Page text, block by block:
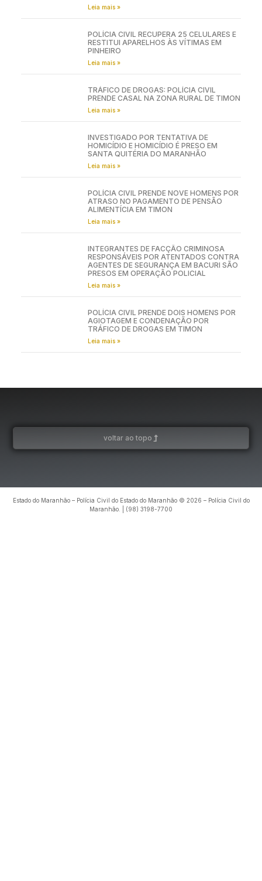
Leia mais »
POLÍCIA CIVIL RECUPERA 25 CELULARES E
RESTITUI APARELHOS ÀS VÍTIMAS EM
PINHEIRO
Leia mais »
TRÁFICO DE DROGAS: POLÍCIA CIVIL
PRENDE CASAL NA ZONA RURAL DE TIMON
Leia mais »
INVESTIGADO POR TENTATIVA DE
HOMICÍDIO E HOMICÍDIO É PRESO EM
SANTA QUITÉRIA DO MARANHÃO
Leia mais »
POLÍCIA CIVIL PRENDE NOVE HOMENS POR
ATRASO NO PAGAMENTO DE PENSÃO
ALIMENTÍCIA EM TIMON
Leia mais »
INTEGRANTES DE FACÇÃO CRIMINOSA
RESPONSÁVEIS POR ATENTADOS CONTRA
AGENTES DE SEGURANÇA EM BACURI SÃO
PRESOS EM OPERAÇÃO POLICIAL
Leia mais »
POLÍCIA CIVIL PRENDE DOIS HOMENS POR
AGIOTAGEM E CONDENAÇÃO POR
TRÁFICO DE DROGAS EM TIMON
Leia mais »
voltar ao topo
Estado do Maranhão – Polícia Civil do Estado do Maranhão © 2026 – Polícia Civil do
Maranhão. | (98) 3198-7700